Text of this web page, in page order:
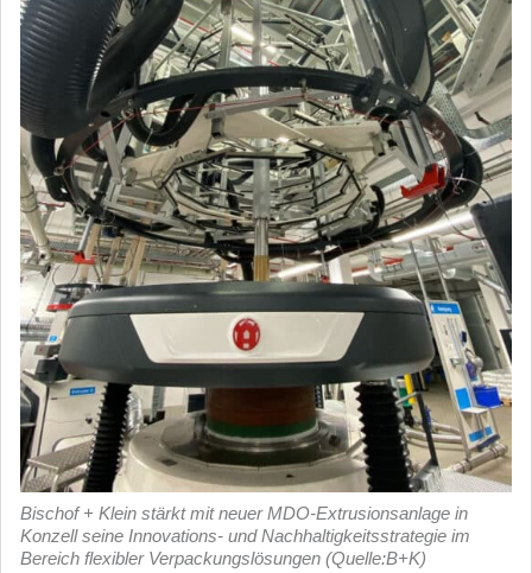
Bischof + Klein stärkt mit neuer MDO-Extrusionsanlage in
Konzell seine Innovations- und Nachhaltigkeitsstrategie im
Bereich flexibler Verpackungslösungen (Quelle:B+K)